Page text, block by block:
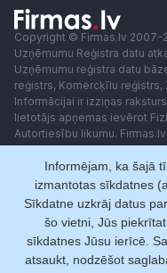
Copyright © Firmas.lv 2007-
Uzņēmumu Reģistra datu
Uzņēmumu reģistra datu
reģistrs, Komercķīlu reģistrs,
Informācijai ir izziņas
lietotājs apņemas ievērot
Autortiesību likumu.
lēmumiem, kas balstīti uz
izmantot jebkādas
piekļuvei sistēmai bez
redaktore: Ingūna Pempere.
Lietošanas noteikumi
Informējam, ka šajā
izmantotas sīkdatnes
Sīkdatne uzkrāj datus
šo vietni, Jūs
sīkdatnes Jūsu ierīcē.
atsaukt, nodzēšot